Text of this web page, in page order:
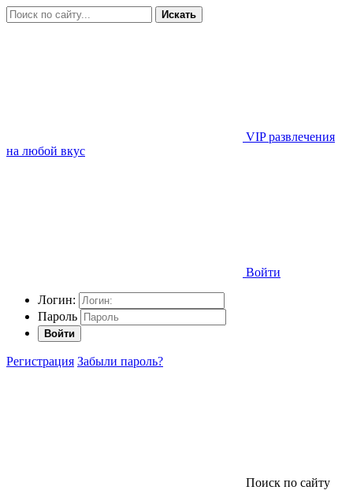
Искать
VIP развлечения
на любой вкус
Войти
Логин:
Пароль
Войти
Регистрация Забыли пароль?
Поиск по сайту